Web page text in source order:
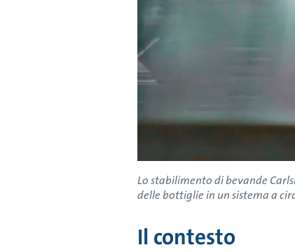
Lo stabilimento di bevande
delle bottiglie in un sistema a
Il contesto